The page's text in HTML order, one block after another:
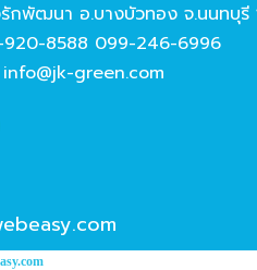
พัฒนา อ.บางบัวทอง จ.นนทบุรี
8588 099-246-6996
info@jk-green.com